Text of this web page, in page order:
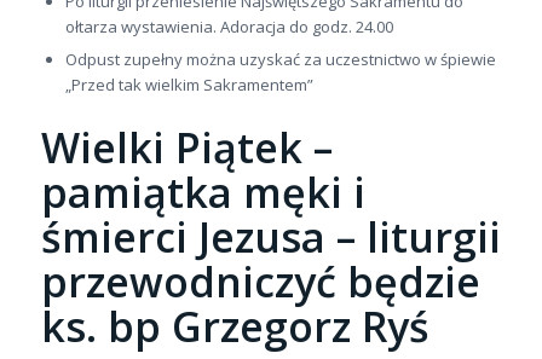
ołtarza wystawienia. Adoracja do godz. 24.00
Odpust zupełny można uzyskać za uczestnictwo w śpiewie
„Przed tak wielkim Sakramentem”
Wielki Piątek –
pamiątka męki i
śmierci Jezusa – liturgii
przewodniczyć będzie
ks. bp Grzegorz Ryś